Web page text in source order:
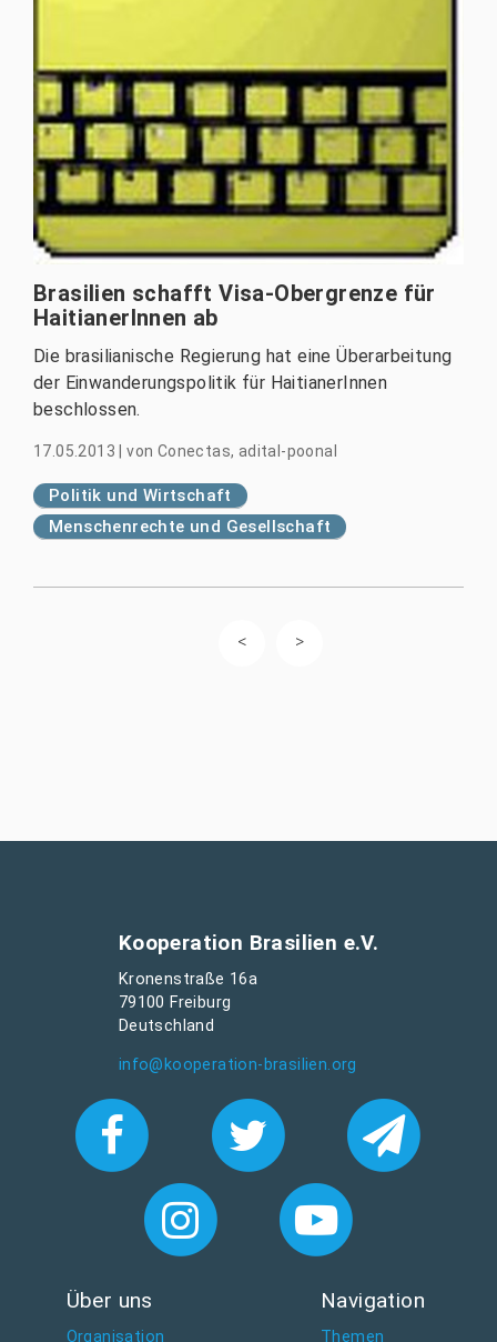
Brasilien schafft Visa-Obergrenze für
HaitianerInnen ab
Die brasilianische Regierung hat eine Überarbeitung
der Einwanderungspolitik für HaitianerInnen
beschlossen.
17.05.2013 |von Conectas, adital-poonal
Politik und Wirtschaft
Menschenrechte und Gesellschaft
Kooperation Brasilien e.V.
Kronenstraße 16a
79100 Freiburg
Deutschland
info@kooperation-brasilien.org
Über uns
Organisation
Navigation
Themen